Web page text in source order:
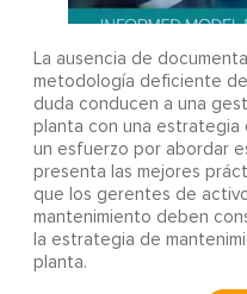
La ausencia de
metodología deficiente
duda conducen a una
planta con una estrategia
un esfuerzo por abordar
presenta las mejores
que los gerentes de
mantenimiento deben
la estrategia de
planta.